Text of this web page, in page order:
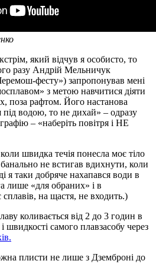
який відчув я особисто, то
разу Андрій Мельничук
фесту») запропонував мені
з метою навчитися діяти
поза рафтом. Його настанова
під водою, то не дихай» – одразу
– «наберіть повітря і НЕ
швидка течія понесла моє тіло
не встигав вдихнути, коли
я таки добряче нахапався води в
лише «для обраних» і в
сплавів, на щастя, не входить.)
коливається від 2 до 3 годин в
швидкості самого плавзасобу через
плисти не лише з Дземброні до